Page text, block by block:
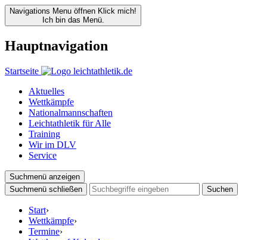
Navigations Menu öffnen Klick mich!
Ich bin das Menü.
Hauptnavigation
Startseite
Aktuelles
Wettkämpfe
Nationalmannschaften
Leichtathletik für Alle
Training
Wir im DLV
Service
Suchmenü anzeigen
Suchmenü schließen
Suchen
Start›
Wettkämpfe›
Termine›